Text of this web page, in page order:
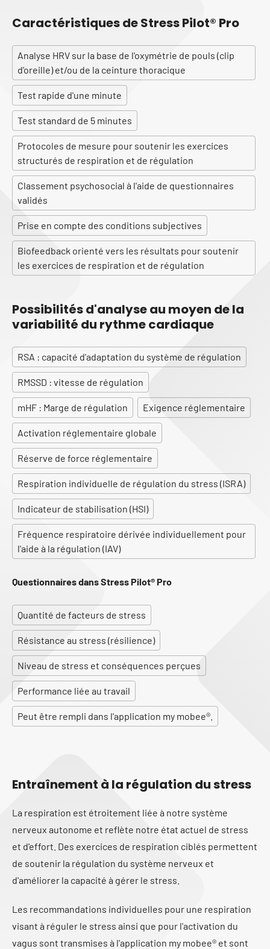
Caractéristiques de Stress Pilot® Pro
Analyse HRV sur la base de l'oxymétrie de pouls (clip
d'oreille) et/ou de la ceinture thoracique
Test rapide d'une minute
Test standard de 5 minutes
Protocoles de mesure pour soutenir les exercices
structurés de respiration et de régulation
Classement psychosocial à l'aide de questionnaires
validés
Prise en compte des conditions subjectives
Biofeedback orienté vers les résultats pour soutenir
les exercices de respiration et de régulation
Possibilités d'analyse au moyen de la
variabilité du rythme cardiaque
RSA : capacité d'adaptation du système de régulation
RMSSD : vitesse de régulation
mHF : Marge de régulation Exigence réglementaire
Activation réglementaire globale
Réserve de force réglementaire
Respiration individuelle de régulation du stress (ISRA)
Indicateur de stabilisation (HSI)
Fréquence respiratoire dérivée individuellement pour
l'aide à la régulation (IAV)
Questionnaires dans Stress Pilot® Pro
Quantité de facteurs de stress
Résistance au stress (résilience)
Niveau de stress et conséquences perçues
Performance liée au travail
Peut être rempli dans l'application my mobee®.
Entraînement à la régulation du stress
La respiration est étroitement liée à notre système
nerveux autonome et reflète notre état actuel de stress
et d'effort. Des exercices de respiration ciblés permettent
de soutenir la régulation du système nerveux et
d'améliorer la capacité à gérer le stress.
Les recommandations individuelles pour une respiration
visant à réguler le stress ainsi que pour l'activation du
vagus sont transmises à l'application my mobee® et sont